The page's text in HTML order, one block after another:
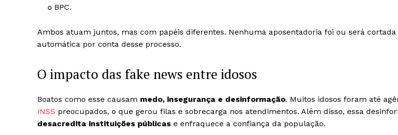
o BPC.
Ambos atuam juntos, mas com papéis diferentes. Nenhuma aposentadoria foi ou será
automática por conta desse processo.
O impacto das fake news entre idosos
Boatos como esse causam medo, insegurança e desinformação. Muitos idosos foram até
INSS preocupados, o que gerou filas e sobrecarga nos atendimentos. Além disso, essa
desacredita instituições públicas e enfraquece a confiança da população.